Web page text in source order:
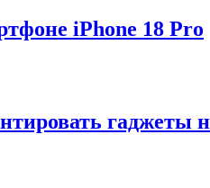
iPhone 18 Pro
гаджеты